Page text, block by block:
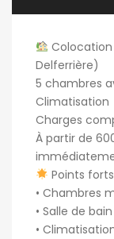
Colocation
Delferrière)
5 chambres
Climatisation
Charges
À partir de
Points forts
• Chambres
• Salle de
•